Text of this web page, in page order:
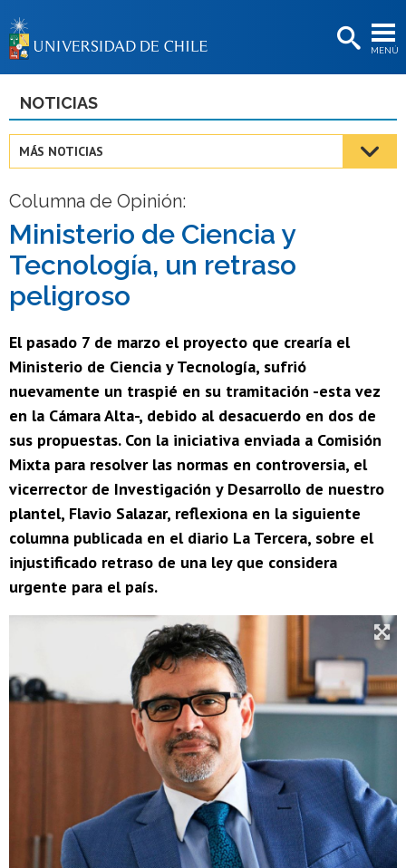
MENÚ
BIBLIOTECAS
Estudiantes
Académicas/os
Funcionarias/os
Egresadas/os
NOTICIAS
MÁS NOTICIAS
Columna de Opinión:
Ministerio de Ciencia y
Tecnología, un retraso
peligroso
El pasado 7 de marzo el proyecto que crearía el
Ministerio de Ciencia y Tecnología, sufrió
nuevamente un traspié en su tramitación -esta vez
en la Cámara Alta-, debido al desacuerdo en dos de
sus propuestas. Con la iniciativa enviada a Comisión
Mixta para resolver las normas en controversia, el
vicerrector de Investigación y Desarrollo de nuestro
plantel, Flavio Salazar, reflexiona en la siguiente
columna publicada en el diario La Tercera, sobre el
injustificado retraso de una ley que considera
urgente para el país.